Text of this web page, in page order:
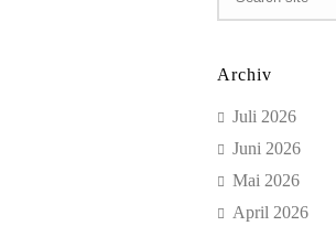
Archiv
Juli 2026
Juni 2026
Mai 2026
April 2026